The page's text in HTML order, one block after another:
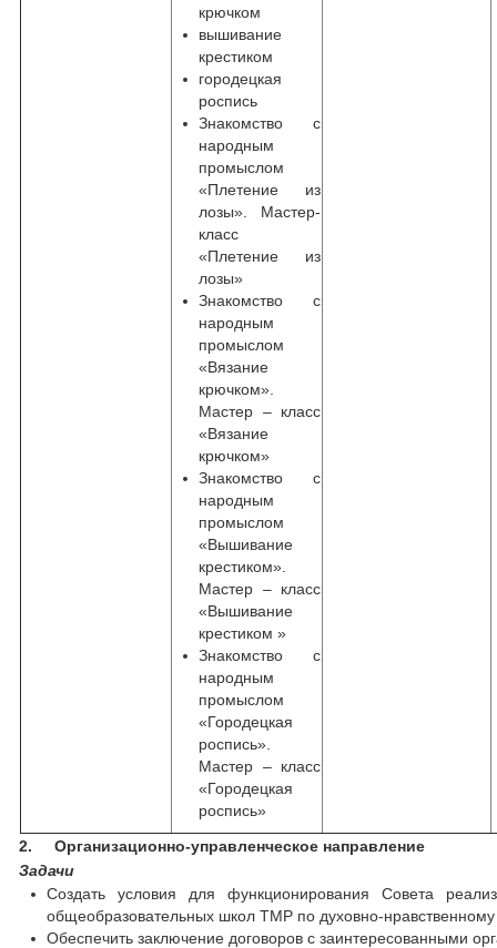
крючком
вышивание
крестиком
городецкая
роспись
Знакомство с
народным
промыслом
«Плетение из
лозы». Мастер-
класс
«Плетение из
лозы»
Знакомство с
народным
промыслом
«Вязание
крючком».
Мастер – класс
«Вязание
крючком»
Знакомство с
народным
промыслом
«Вышивание
крестиком».
Мастер – класс
«Вышивание
крестиком »
Знакомство с
народным
промыслом
«Городецкая
роспись».
Мастер – класс
«Городецкая
роспись»
2.Организационно-управленческое направление
Задачи
Создать условия для функционирования Совета
общеобразовательных школ ТМР по духовно-
Обеспечить заключение договоров с заинтересованными